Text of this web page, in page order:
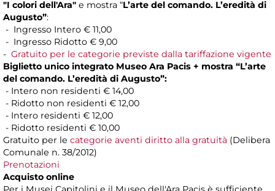
"I colori dell'Ara" e mostra “L’arte del comando. L’eredità di
Augusto”:
- Ingresso Intero € 11,00
- Ingresso Ridotto € 9,00
- Gratuito per le categorie previste dalla tariffazione vigente
Biglietto unico integrato Museo Ara Pacis + mostra “L’arte
del comando. L’eredità di Augusto”:
- Intero non residenti € 14,00
- Ridotto non residenti € 12,00
- Intero residenti € 12,00
- Ridotto residenti € 10,00
Gratuito per le categorie aventi diritto alla gratuità (Delibera
Comunale n. 38/2012)
Prenotazioni
Acquisto online